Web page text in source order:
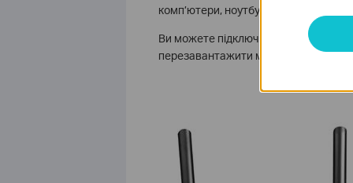
комп’ютери, ноутбуки або
Ви можете підключити / підключити
перезавантажити маршрутизатор